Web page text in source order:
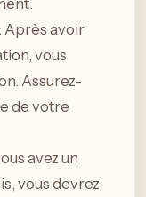
: Après avoir
vous
Assurez-
de votre
avez un
vous devrez